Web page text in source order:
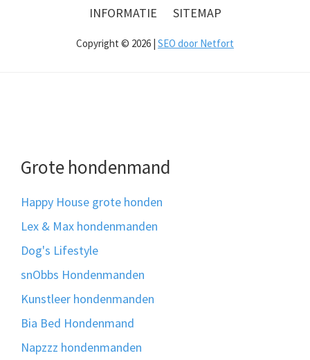
INFORMATIE
SITEMAP
Copyright © 2026 | SEO door Netfort
Grote hondenmand
Happy House grote honden
Lex & Max hondenmanden
Dog's Lifestyle
snObbs Hondenmanden
Kunstleer hondenmanden
Bia Bed Hondenmand
Napzzz hondenmanden